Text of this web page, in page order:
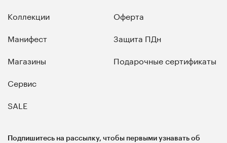
Коллекции
Манифест
Магазины
Сервис
SALE
Оферта
Защита ПДн
Подарочные сертификаты
Подпишитесь на рассылку, чтобы первыми узнавать об